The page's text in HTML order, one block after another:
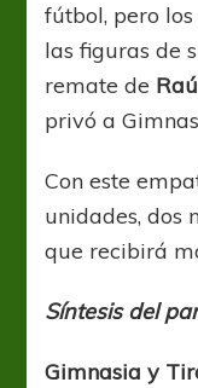
fútbol, pero
las figuras de
remate de
privó a
Con este
unidades, dos
que recibirá
Síntesis del
Gimnasia y